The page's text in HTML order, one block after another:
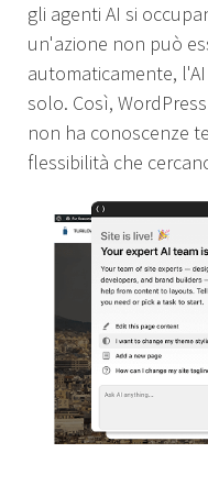
gli agenti AI si
un'azione non può
automaticamente,
solo. Così,
non ha conoscenze
flessibilità che